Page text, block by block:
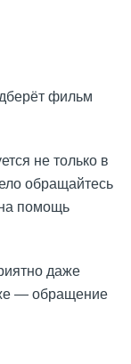
фильм
не только в
обращайтесь
помощь
даже
— обращение